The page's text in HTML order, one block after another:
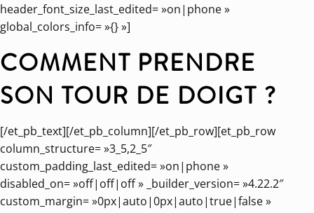
header_font_size_last_edited= »on|phone »
global_colors_info= »{} »]
COMMENT PRENDRE
SON TOUR DE DOIGT ?
[/et_pb_text][/et_pb_column][/et_pb_row][et_pb_row
column_structure= »3_5,2_5″
custom_padding_last_edited= »on|phone »
disabled_on= »off|off|off » _builder_version= »4.22.2″
custom_margin= »0px|auto|0px|auto|true|false »